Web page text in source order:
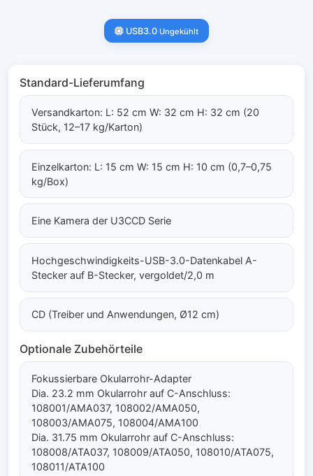
USB3.0 Ungekühlt
Standard-Lieferumfang
Versandkarton: L: 52 cm W: 32 cm H: 32 cm (20
Stück, 12–17 kg/Karton)
Einzelkarton: L: 15 cm W: 15 cm H: 10 cm (0,7–0,75
kg/Box)
Eine Kamera der U3CCD Serie
Hochgeschwindigkeits-USB-3.0-Datenkabel A-
Stecker auf B-Stecker, vergoldet/2,0 m
CD (Treiber und Anwendungen, Ø12 cm)
Optionale Zubehörteile
Fokussierbare Okularrohr-Adapter
Dia. 23.2 mm Okularrohr auf C-Anschluss:
108001/AMA037, 108002/AMA050,
108003/AMA075, 108004/AMA100
Dia. 31.75 mm Okularrohr auf C-Anschluss:
108008/ATA037, 108009/ATA050, 108010/ATA075,
108011/ATA100